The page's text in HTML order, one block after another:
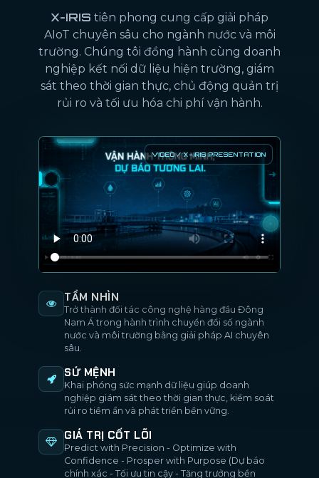
X-IRIS tiên phong cung cấp giải pháp
AIoT chuyên sâu cho ngành nước và môi
trường. Chúng tôi đồng hành cùng doanh
nghiệp kết nối dữ liệu hiện trường, giám
sát theo thời gian thực, chủ động quản trị
rủi ro và tối ưu hóa chi phí vận hành.
TẦM NHÌN
Trở thành đối tác công nghệ hàng đầu Đông
Nam Á trong hành trình chuyển đổi số ngành
nước và môi trường bằng giải pháp AI chuyên
sâu.
SỨ MỆNH
Khai phóng sức mạnh dữ liệu giúp doanh
nghiệp giám sát theo thời gian thực, kiểm soát
rủi ro tiềm ẩn và phát triển bền vững.
GIÁ TRỊ CỐT LÕI
Predict with Precision - Optimize with
Confidence - Prosper with Purpose (Dự báo
chính xác - Tối ưu tin cậy - Tăng trưởng bền